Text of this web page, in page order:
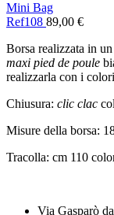
Mini Bag
Ref108 89,00 €
Borsa realizzata in
maxi pied de poule
realizzarla con i
Chiusura: clic clac
Misure della borsa:
Tracolla: cm 110
Via Gasparò